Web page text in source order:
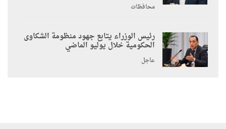
محافظات
رئيس الوزراء يتابع جهود منظومة الشكاوى
الحكومية خلال يوليو الماضي
عاجل